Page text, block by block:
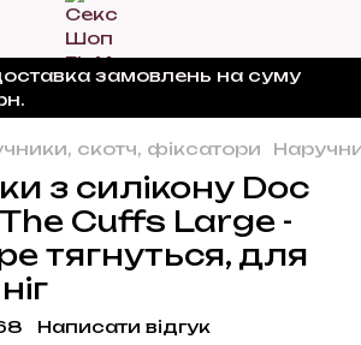
замовлень на суму
скотч, фіксатори
з силікону Doc
Cuffs Large -
тягнуться, для
Написати відгук